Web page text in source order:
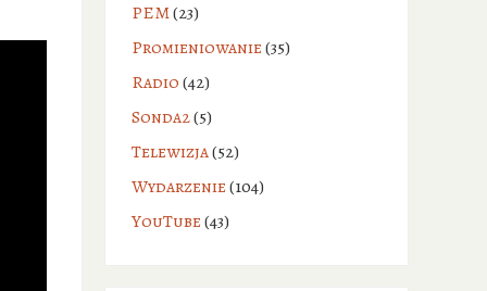
PEM(23)
Promieniowanie(35)
Radio(42)
Sonda2(5)
Telewizja(52)
Wydarzenie(104)
YouTube(43)